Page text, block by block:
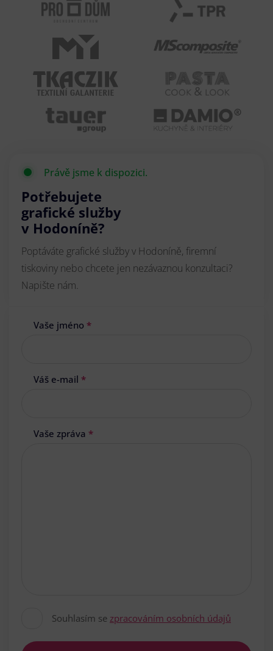
Právě jsme k dispozici.
Potřebujete
grafické služby
v Hodoníně?
Poptáváte grafické služby v Hodoníně, firemní
tiskoviny nebo chcete jen nezávaznou konzultaci?
Napište nám.
Vaše jméno *
Váš e-mail *
Vaše zpráva *
Souhlasím se zpracováním osobních údajů